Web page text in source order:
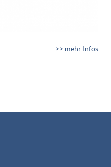
>> mehr Infos